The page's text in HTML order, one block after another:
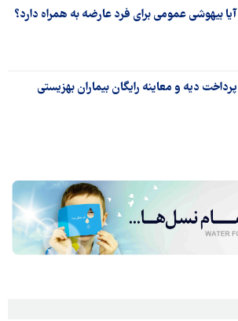
آیا بیهوشی عمومی برای فرد عارضه به همراه دارد؟
پرداخت دیه و معاینه رایگان بیماران بهزیستی